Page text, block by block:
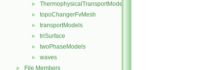
► ThermophysicalTransportModels
► topoChangerFvMesh
► transportModels
► triSurface
► twoPhaseModels
► waves
► File Members